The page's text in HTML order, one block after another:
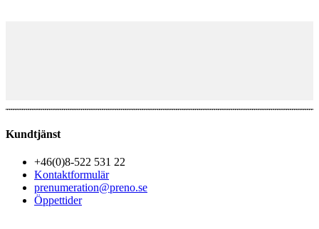
Kundtjänst
+46(0)8-522 531 22
Kontaktformulär
prenumeration@preno.se
Öppettider